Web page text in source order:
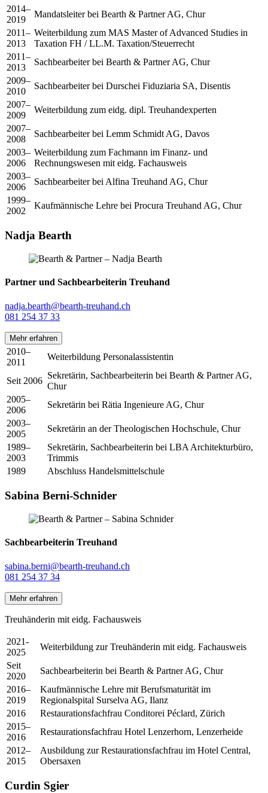
2014–
2019
Mandatsleiter bei Bearth & Partner AG, Chur
2011–
2013
Weiterbildung zum MAS Master of Advanced Studies in
Taxation FH / LL.M. Taxation/Steuerrecht
2011–
2013
Sachbearbeiter bei Bearth & Partner AG, Chur
2009–
2010
Sachbearbeiter bei Durschei Fiduziaria SA, Disentis
2007–
2009
Weiterbildung zum eidg. dipl. Treuhandexperten
2007–
2008
Sachbearbeiter bei Lemm Schmidt AG, Davos
2003–
2006
Weiterbildung zum Fachmann im Finanz- und
Rechnungswesen mit eidg. Fachausweis
2003–
2006
Sachbearbeiter bei Alfina Treuhand AG, Chur
1999–
2002
Kaufmännische Lehre bei Procura Treuhand AG, Chur
Nadja Bearth
Partner und Sachbearbeiterin Treuhand
nadja.bearth@bearth-treuhand.ch
081 254 37 33
Mehr erfahren
2010–
2011
Weiterbildung Personalassistentin
Seit 2006
Sekretärin, Sachbearbeiterin bei Bearth & Partner AG,
Chur
2005–
2006
Sekretärin bei Rätia Ingenieure AG, Chur
2003–
2005
Sekretärin an der Theologischen Hochschule, Chur
1989–
2003
Sekretärin, Sachbearbeiterin bei LBA Architekturbüro,
Trimmis
1989
Abschluss Handelsmittelschule
Sabina Berni-Schnider
Sachbearbeiterin Treuhand
sabina.berni@bearth-treuhand.ch
081 254 37 34
Mehr erfahren
Treuhänderin mit eidg. Fachausweis
2021-
2025
Weiterbildung zur Treuhänderin mit eidg. Fachausweis
Seit
2020
Sachbearbeiterin bei Bearth & Partner AG, Chur
2016–
2019
Kaufmännische Lehre mit Berufsmaturität im
Regionalspital Surselva AG, Ilanz
2016
Restaurationsfachfrau Conditorei Péclard, Zürich
2015–
2016
Restaurationsfachfrau Hotel Lenzerhorn, Lenzerheide
2012–
2015
Ausbildung zur Restaurationsfachfrau im Hotel Central,
Obersaxen
Curdin Sgier